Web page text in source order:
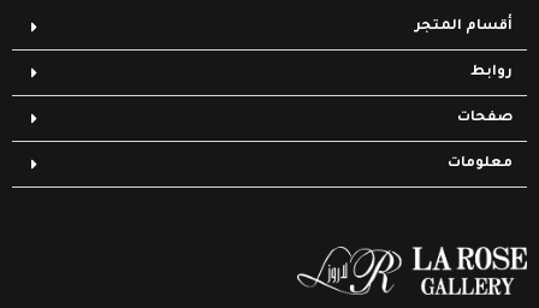
أقسام المتجر
روابط
صفحات
معلومات